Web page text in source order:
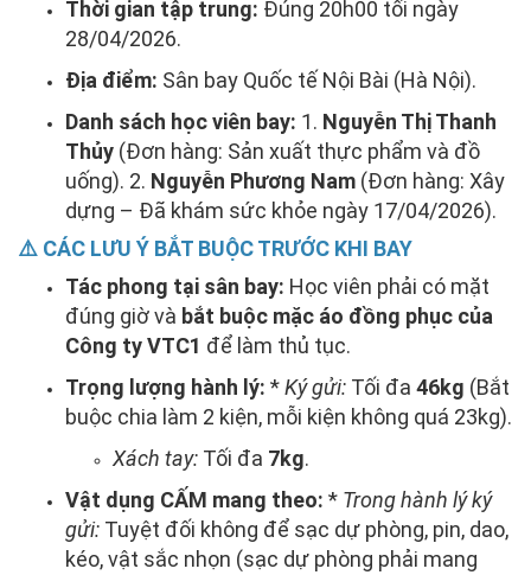
Thời gian tập trung: Đúng 20h00 tối ngày
28/04/2026.
Địa điểm: Sân bay Quốc tế Nội Bài (Hà Nội).
Danh sách học viên bay: 1. Nguyễn Thị Thanh
Thủy (Đơn hàng: Sản xuất thực phẩm và đồ
uống). 2. Nguyễn Phương Nam (Đơn hàng: Xây
dựng – Đã khám sức khỏe ngày 17/04/2026).
⚠️ CÁC LƯU Ý BẮT BUỘC TRƯỚC KHI BAY
Tác phong tại sân bay: Học viên phải có mặt
đúng giờ và bắt buộc mặc áo đồng phục của
Công ty VTC1 để làm thủ tục.
Trọng lượng hành lý: *Ký gửi: Tối đa 46kg (Bắt
buộc chia làm 2 kiện, mỗi kiện không quá 23kg).
Xách tay: Tối đa 7kg.
Vật dụng CẤM mang theo: * Trong hành lý ký
gửi: Tuyệt đối không để sạc dự phòng, pin, dao,
kéo, vật sắc nhọn (sạc dự phòng phải mang